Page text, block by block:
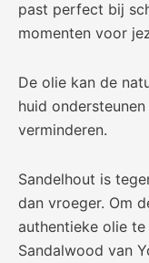
past perfect bij
momenten voor
De olie kan de
huid
verminderen.
Sandelhout is
dan vroeger. Om
authentieke olie
Sandalwood van